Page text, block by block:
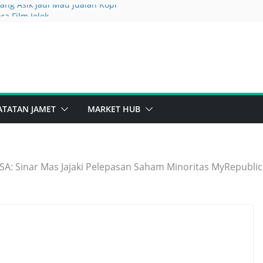
Asik Jadi Mau Jualan Kopi
Tapi Margin Dihajar Beban
JAMET MARKET HUB
Sinar Mas Jajaki Pelepasan Saham Minoritas